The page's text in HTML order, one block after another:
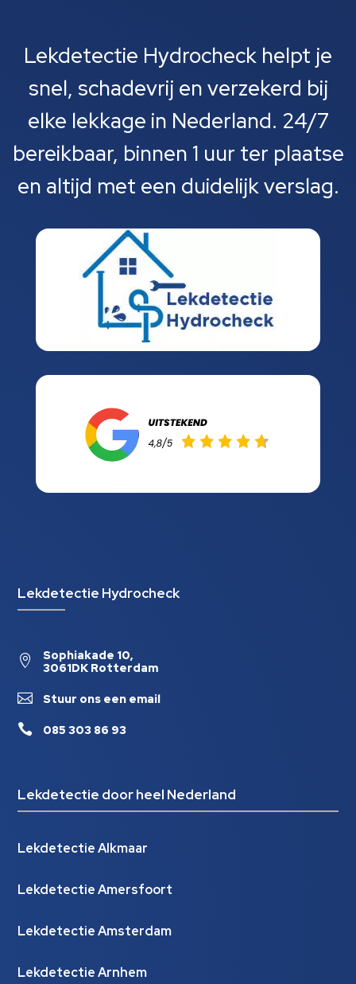
Lekdetectie Hydrocheck helpt je
snel, schadevrij en verzekerd bij
elke lekkage in Nederland. 24/7
bereikbaar, binnen 1 uur ter plaatse
en altijd met een duidelijk verslag.
Lekdetectie Hydrocheck

Sophiakade 10,
3061DK Rotterdam
 Stuur ons een email
 085 303 86 93
Lekdetectie door heel Nederland
Lekdetectie Alkmaar
Lekdetectie Amersfoort
Lekdetectie Amsterdam
Lekdetectie Arnhem